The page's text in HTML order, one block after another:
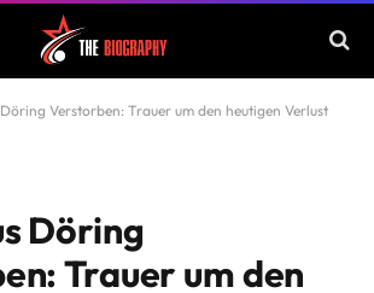
Verstorben: Trauer um den heutigen Verlust
Döring
Trauer um den